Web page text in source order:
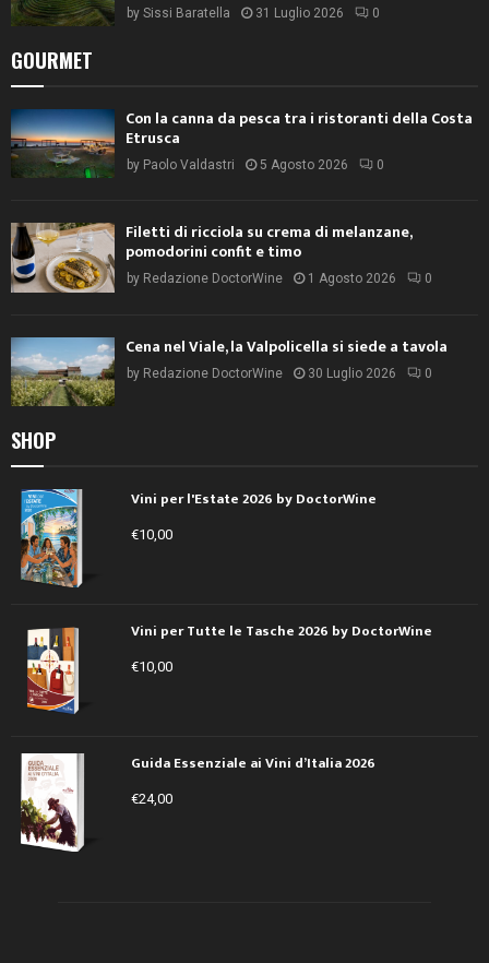
by Sissi Baratella 31 Luglio 2026 0
GOURMET
Con la canna da pesca tra i ristoranti della Costa
Etrusca
by Paolo Valdastri 5 Agosto 2026 0
Filetti di ricciola su crema di melanzane,
pomodorini confit e timo
by Redazione DoctorWine 1 Agosto 2026 0
Cena nel Viale, la Valpolicella si siede a tavola
by Redazione DoctorWine 30 Luglio 2026 0
SHOP
Vini per l'Estate 2026 by DoctorWine
€10,00
Vini per Tutte le Tasche 2026 by DoctorWine
€10,00
Guida Essenziale ai Vini d’Italia 2026
€24,00